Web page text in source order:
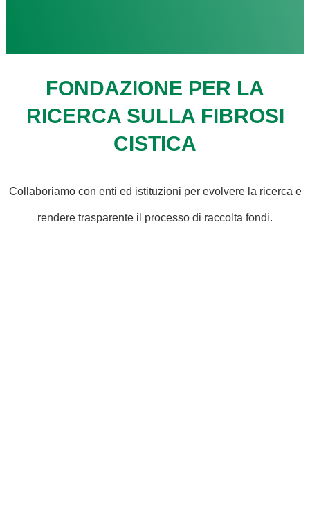
FONDAZIONE PER LA
RICERCA SULLA FIBROSI
CISTICA
Collaboriamo con enti ed istituzioni per evolvere la ricerca e
rendere trasparente il processo di raccolta fondi.